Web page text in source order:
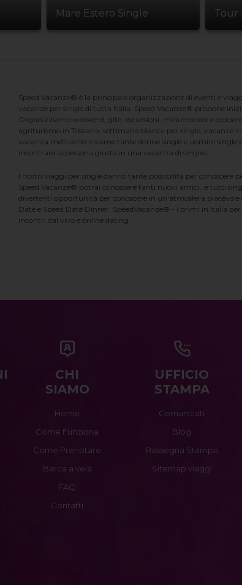
Mare Estero Single Tour
Speed Vacanze® è la principale organizzazione di eventi e
vacanze per single di tutta Italia. Speed Vacanze® propone
Organizziamo weekend, gite, escursioni, mini crociere e
agriturismo in Toscana, settimana bianca per single, vacanze
vacanza mettiamo insieme tante donne single e uomini single
incontrare la persona giusta in una vacanza di singles.
I nostri viaggi per single danno tante possibilità per conoscere
Speed Vacanze® potrai conoscere tanti nuovi amici...e tutti
divertenti opportunità per conoscere in un'atmosfera piacevole
Date e Speed Date Dinner. SpeedVacanze® - i primi in Italia
incontri dal vivo e online dating.
CHI
SIAMO
Home
Come Funziona
Come Prenotare
Barca a vela
FAQ
Contatti
UFFICIO
STAMPA
Comunicati
Blog
Rassegna Stampa
Sitemap viaggi